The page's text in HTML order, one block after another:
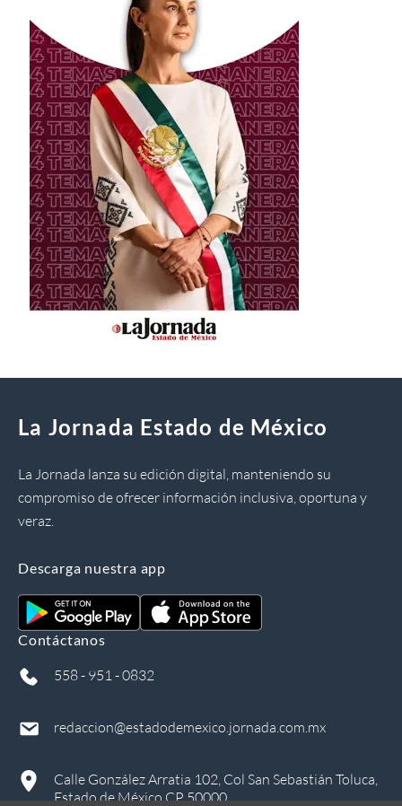
La Jornada Estado de México
La Jornada lanza su edición digital, manteniendo su
compromiso de ofrecer información inclusiva, oportuna y
veraz.
Descarga nuestra app
Contáctanos
558 - 951 - 0832
redaccion@estadodemexico.jornada.com.mx
Calle González Arratia 102, Col San Sebastián Toluca,
Estado de México CP 50000